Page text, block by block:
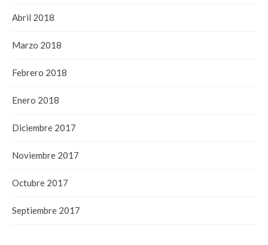
Abril 2018
Marzo 2018
Febrero 2018
Enero 2018
Diciembre 2017
Noviembre 2017
Octubre 2017
Septiembre 2017